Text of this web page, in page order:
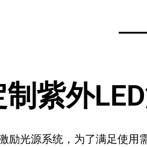
制紫外
励光源系统，为了满足使用